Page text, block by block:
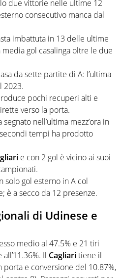
due vittorie nelle ultime 12
consecutivo manca dal
imbattuta in 13 delle ultime
media gol casalinga oltre le due
da sette partite di A: l’ultima
2023.
pochi recuperi alti e
verso la porta.
nell’ultima mezz’ora in
tempi ha prodotto
e con 2 gol è vicino ai suoi
solo gol esterno in A col
è a secco da 12 presenze.
di Udinese e
medio al 47.5% e 21 tiri
Il Cagliaritiene il
porta e conversione del 10.87%,